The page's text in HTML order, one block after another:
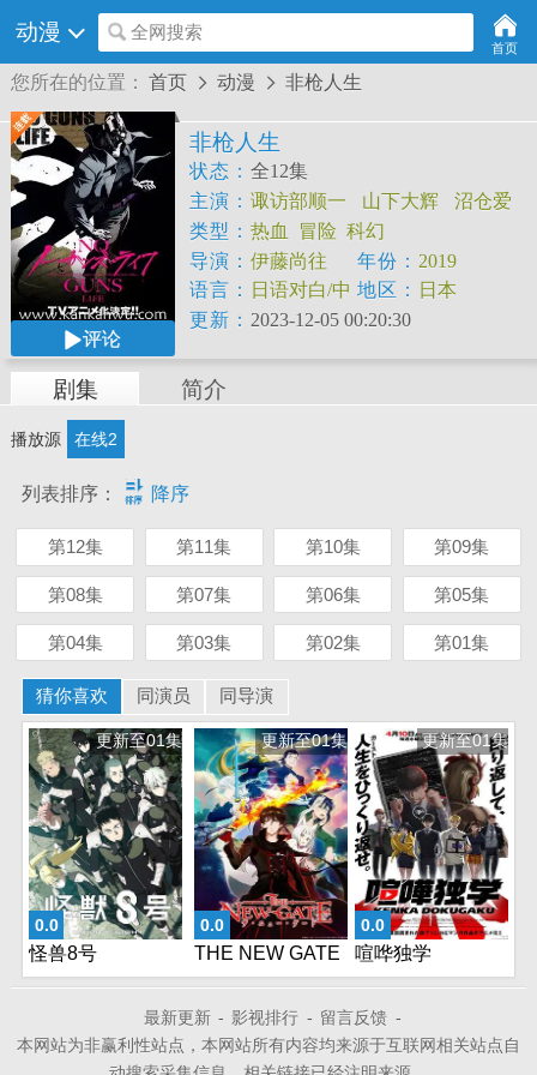
动漫 全网搜索
首页
您所在的位置： 首页  动漫  非枪人生
评论
非枪人生
状态： 全12集
主演： 诹访部顺一 山下大辉
沼仓爱
美
日笠阳子 内田夕夜
濑祈
三瓶由布子 上田耀司
江原正
士
高野麻里佳
类型： 热血 冒险 科幻
导演： 伊藤尚往 年份： 2019
语言：
日语对白/中
文字幕
地区：
日本
更新： 2023-12-05 00:20:30
剧集 简介
播放源 在线2
列表排序：  降序
第12集 第11集 第10集 第09集
第08集 第07集 第06集 第05集
第04集 第03集 第02集 第01集
猜你喜欢 同演员 同导演
0.0
更新至01集
怪兽8号
0.0
更新至01集
THE NEW GATE
0.0
更新至01集
喧哗独学
最新更新 - 影视排行 - 留言反馈 -
本网站为非赢利性站点，本网站所有内容均来源于互联网相关站点自